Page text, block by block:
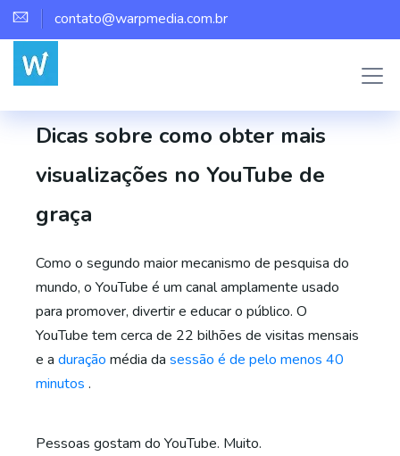
contato@warpmedia.com.br
Dicas sobre como obter mais
visualizações no YouTube de
graça
Como o segundo maior mecanismo de pesquisa do
mundo, o YouTube é um canal amplamente usado
para promover, divertir e educar o público. O
YouTube tem cerca de 22 bilhões de visitas mensais
e a duração média da sessão é de pelo menos 40
minutos .
Pessoas gostam do YouTube. Muito.